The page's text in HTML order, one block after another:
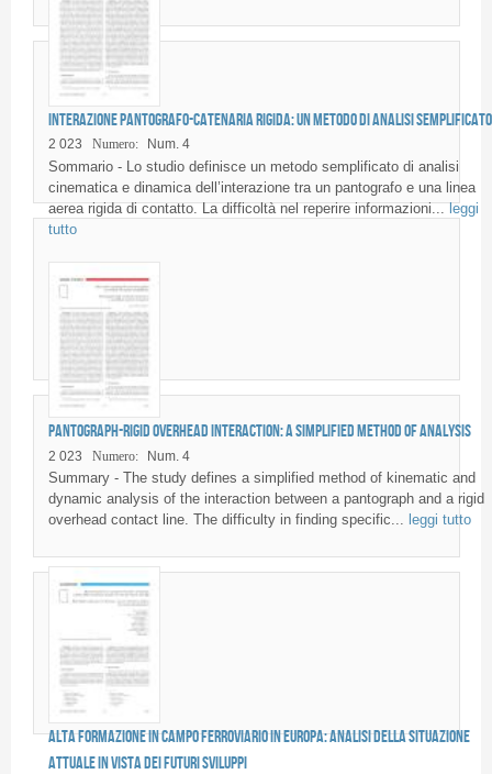
Interazione pantografo-catenaria rigida: un metodo di analisi semplificato
2 023 Numero: Num. 4
Sommario - Lo studio definisce un metodo semplificato di analisi
cinematica e dinamica dell’interazione tra un pantografo e una linea
aerea rigida di contatto. La difficoltà nel reperire informazioni...leggi
tutto
Pantograph-rigid overhead interaction: a simplified method of analysis
2 023 Numero: Num. 4
Summary - The study defines a simplified method of kinematic and
dynamic analysis of the interaction between a pantograph and a rigid
overhead contact line. The difficulty in finding specific... leggi tutto
Alta formazione in campo ferroviario in Europa: analisi della situazione
attuale in vista dei futuri sviluppi